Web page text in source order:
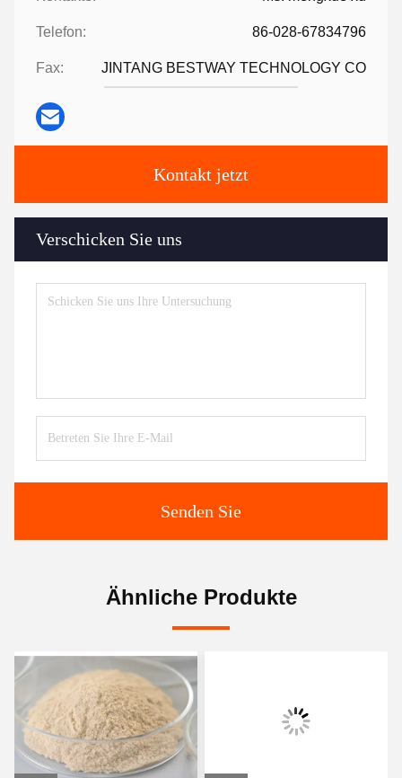
Telefon: 86-028-67834796
Fax: JINTANG BESTWAY TECHNOLOGY CO
Kontakt jetzt
Verschicken Sie uns
Senden Sie
Ähnliche Produkte